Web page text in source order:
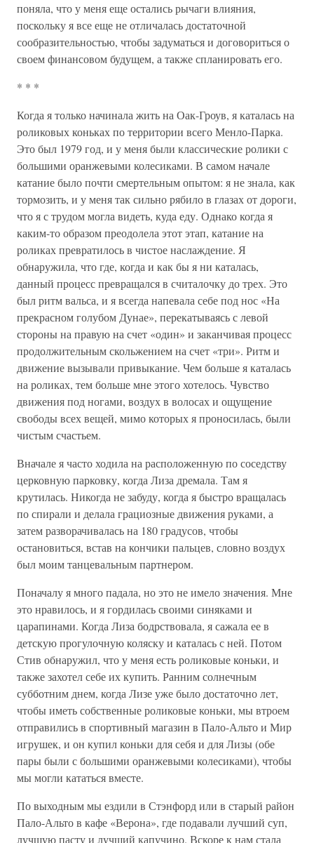
поняла, что у меня еще остались рычаги влияния,
поскольку я все еще не отличалась достаточной
сообразительностью, чтобы задуматься и договориться о
своем финансовом будущем, а также спланировать его.
* * *
Когда я только начинала жить на Оак-Гроув, я каталась на
роликовых коньках по территории всего Менло-Парка.
Это был 1979 год, и у меня были классические ролики с
большими оранжевыми колесиками. В самом начале
катание было почти смертельным опытом: я не знала, как
тормозить, и у меня так сильно рябило в глазах от дороги,
что я с трудом могла видеть, куда еду. Однако когда я
каким-то образом преодолела этот этап, катание на
роликах превратилось в чистое наслаждение. Я
обнаружила, что где, когда и как бы я ни каталась,
данный процесс превращался в считалочку до трех. Это
был ритм вальса, и я всегда напевала себе под нос «На
прекрасном голубом Дунае», перекатываясь с левой
стороны на правую на счет «один» и заканчивая процесс
продолжительным скольжением на счет «три». Ритм и
движение вызывали привыкание. Чем больше я каталась
на роликах, тем больше мне этого хотелось. Чувство
движения под ногами, воздух в волосах и ощущение
свободы всех вещей, мимо которых я проносилась, были
чистым счастьем.
Вначале я часто ходила на расположенную по соседству
церковную парковку, когда Лиза дремала. Там я
крутилась. Никогда не забуду, когда я быстро вращалась
по спирали и делала грациозные движения руками, а
затем разворачивалась на 180 градусов, чтобы
остановиться, встав на кончики пальцев, словно воздух
был моим танцевальным партнером.
Поначалу я много падала, но это не имело значения. Мне
это нравилось, и я гордилась своими синяками и
царапинами. Когда Лиза бодрствовала, я сажала ее в
детскую прогулочную коляску и каталась с ней. Потом
Стив обнаружил, что у меня есть роликовые коньки, и
также захотел себе их купить. Ранним солнечным
субботним днем, когда Лизе уже было достаточно лет,
чтобы иметь собственные роликовые коньки, мы втроем
отправились в спортивный магазин в Пало-Альто и Мир
игрушек, и он купил коньки для себя и для Лизы (обе
пары были с большими оранжевыми колесиками), чтобы
мы могли кататься вместе.
По выходным мы ездили в Стэнфорд или в старый район
Пало-Альто в кафе «Верона», где подавали лучший суп,
лучшую пасту и лучший капучино. Вскоре к нам стала